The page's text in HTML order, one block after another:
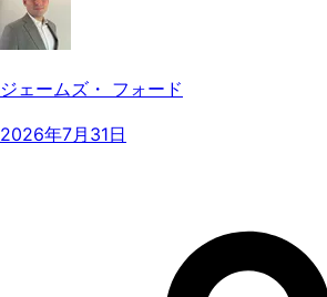
ジェームズ・ フォード
2026年7月31日